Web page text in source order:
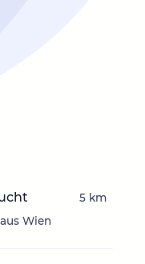
Wien
5 km